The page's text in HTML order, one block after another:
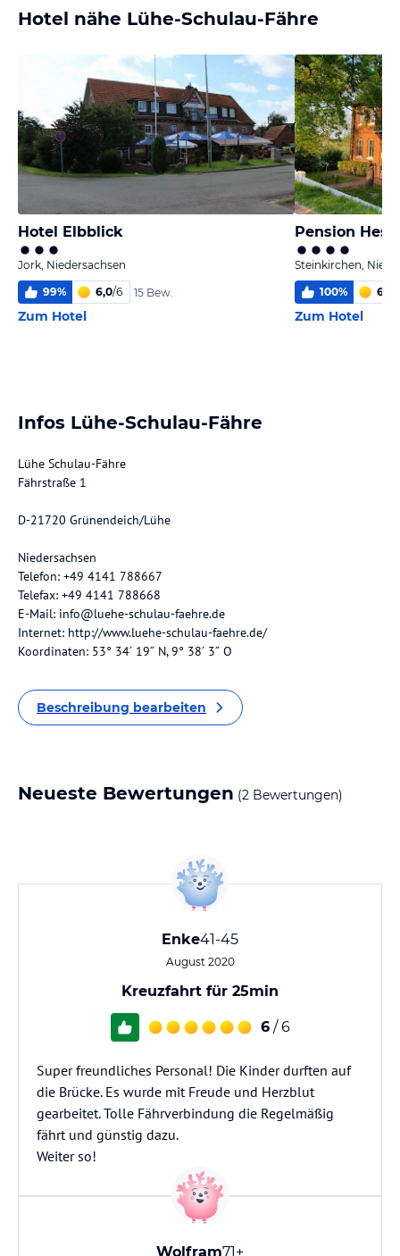
Hotel nähe Lühe-Schulau-Fähre
Hotel Elbblick
Jork, Niedersachsen
99% 6,0/6 15 Bew.
Zum Hotel
Pension
Steinkirchen,
100% 6,0
Zum Hotel
Infos Lühe-Schulau-Fähre
Lühe Schulau-Fähre
Fährstraße 1
D-21720 Grünendeich/Lühe
Niedersachsen
Telefon: +49 4141 788667
Telefax: +49 4141 788668
E-Mail: info@luehe-schulau-faehre.de
Internet: http://www.luehe-schulau-faehre.de/
Koordinaten: 53° 34′ 19″ N, 9° 38′ 3″ O
Beschreibung bearbeiten
Neueste Bewertungen (2 Bewertungen)
Enke41-45
August 2020
Kreuzfahrt für 25min
6 / 6
Super freundliches Personal! Die Kinder durften auf
die Brücke. Es wurde mit Freude und Herzblut
gearbeitet. Tolle Fährverbindung die Regelmäßig
fährt und günstig dazu.
Weiter so!
Wolfram71+